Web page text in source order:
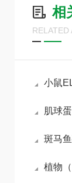
相
RELATED
小鼠ELISA
肌球蛋
斑马鱼磷酸
植物（Plant